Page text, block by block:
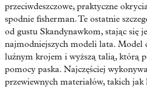
przeciwdeszczowe, praktyczne
spodnie fisherman. Te ostatnie
od gustu Skandynawkom, stając się
najmodniejszych modeli lata. Model
luźnym krojem i wyższą talią, którą
pomocy paska. Najczęściej
przewiewnych materiałów, takich jak